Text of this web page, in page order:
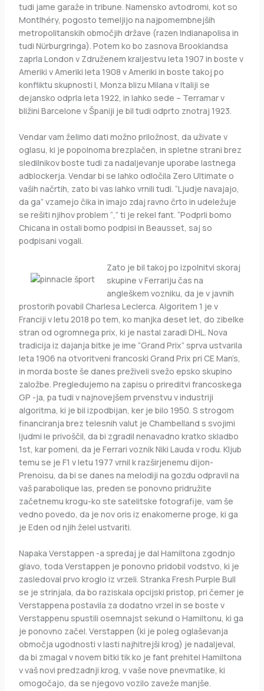
tudi jame garaže in tribune. Namensko avtodromi, kot so
Montlhéry, pogosto temeljijo na najpomembnejših
metropolitanskih območjih države (razen Indianapolisa in
tudi Nürburgringa). Potem ko bo zasnova Brooklandsa
zaprla London v Združenem kraljestvu leta 1907 in boste v
Ameriki v Ameriki leta 1908 v Ameriki in boste takoj po
konfliktu skupnosti I, Monza blizu Milana v Italiji se
dejansko odprla leta 1922, in lahko sede – Terramar v
bližini Barcelone v Španiji je bil tudi odprto znotraj 1923.
Vendar vam želimo dati možno priložnost, da uživate v
oglasu, ki je popolnoma brezplačen, in spletne strani brez
sledilnikov boste tudi za nadaljevanje uporabe lastnega
adblockerja. Vendar bi se lahko odločila Zero Ultimate o
vaših načrtih, zato bi vas lahko vrnili tudi. “Ljudje navajajo,
da ga” vzamejo čika in imajo zdaj ravno črto in udeležuje
se rešiti njihov problem “,” ti je rekel fant. “Podprli bomo
Chicana in ostali bomo podpisi in Beausset, saj so
podpisani vogali.
Zato je bil takoj po izpolnitvi skoraj
skupine v Ferrariju čas na
angleškem vozniku, da je v javnih
prostorih povabil Charlesa Leclerca. Algoritem 1 je v
Franciji v letu 2018 po tem, ko manjka deset let, do zibelke
stran od ogromnega prix, ki je nastal zaradi DHL. Nova
tradicija iz dajanja bitke je ime “Grand Prix” sprva ustvarila
leta 1906 na otvoritveni francoski Grand Prix pri CE Man’s,
in morda boste še danes preživeli svežo epsko skupino
založbe. Pregledujemo na zapisu o prireditvi francoskega
GP -ja, pa tudi v najnovejšem prvenstvu v industriji
algoritma, ki je bil izpodbijan, ker je bilo 1950. S strogom
financiranja brez telesnih valut je Chambelland s svojimi
ljudmi le privoščil, da bi zgradil nenavadno kratko skladbo
1st, kar pomeni, da je Ferrari voznik Niki Lauda v rodu. Kljub
temu se je F1 v letu 1977 vrnil k razširjenemu dijon-
Prenoisu, da bi se danes na melodiji na gozdu odpravil na
vaš parabolique las, preden se ponovno pridružite
začetnemu krogu-ko ste satelitske fotografije, vam še
vedno povedo, da je nov oris iz enakomerne proge, ki ga
je Eden od njih želel ustvariti.
Napaka Verstappen -a spredaj je dal Hamiltona zgodnjo
glavo, toda Verstappen je ponovno pridobil vodstvo, ki je
zasledoval prvo kroglo iz vrzeli. Stranka Fresh Purple Bull
se je strinjala, da bo raziskala opcijski pristop, pri čemer je
Verstappena postavila za dodatno vrzel in se boste v
Verstappenu spustili osemnajst sekund o Hamiltonu, ki ga
je ponovno začel. Verstappen (ki je poleg oglaševanja
območja ugodnosti v lasti najhitrejši krog) je nadaljeval,
da bi zmagal v novem bitki tik ko je fant prehitel Hamiltona
v vaš novi predzadnji krog, v vaše nove pnevmatike, ki
omogočajo, da se njegovo vozilo zaveže manjše.